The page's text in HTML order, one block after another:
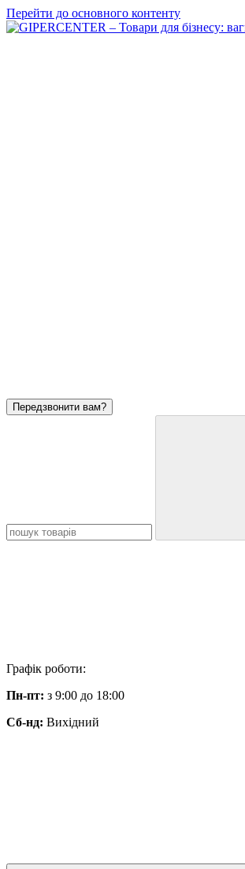
Перейти до основного контенту
Передзвонити вам?
Графік роботи:
Пн-пт: з 9:00 до 18:00
Сб-нд: Вихідний